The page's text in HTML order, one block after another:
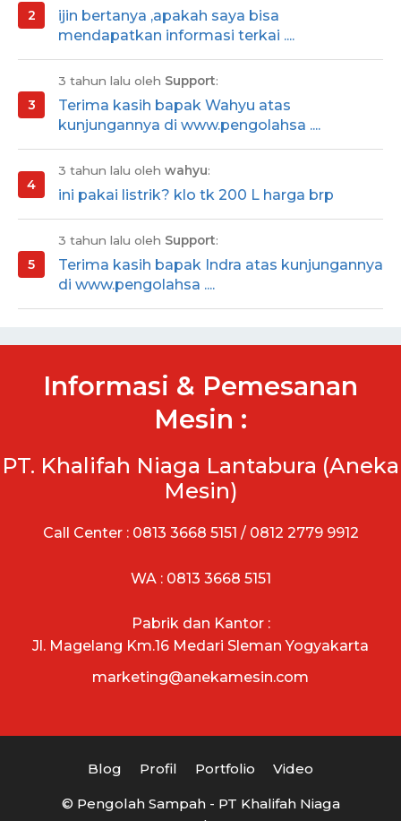
ijin bertanya ,apakah saya bisa
mendapatkan informasi terkai ....
3 tahun lalu oleh Support:
Terima kasih bapak Wahyu atas
kunjungannya di www.pengolahsa ....
3 tahun lalu oleh wahyu:
ini pakai listrik? klo tk 200 L harga brp
3 tahun lalu oleh Support:
Terima kasih bapak Indra atas kunjungannya
di www.pengolahsa ....
Informasi & Pemesanan
Mesin :
PT. Khalifah Niaga Lantabura (Aneka
Mesin)
Call Center : 0813 3668 5151 / 0812 2779 9912
WA : 0813 3668 5151
Pabrik dan Kantor :
Jl. Magelang Km.16 Medari Sleman Yogyakarta
marketing@anekamesin.com
Blog Profil Portfolio Video
© Pengolah Sampah - PT Khalifah Niaga